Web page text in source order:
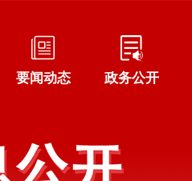
要闻动态 政务公开